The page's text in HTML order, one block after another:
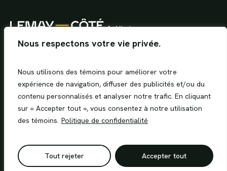
Nous respectons votre vie privée.
Nous utilisons des témoins pour améliorer votre
expérience de navigation, diffuser des publicités et/ou du
contenu personnalisés et analyser notre trafic. En cliquant
sur « Accepter tout », vous consentez à notre utilisation
des témoins. Politique de confidentialité
Tout rejeter Accepter tout
Facebook Instagram
© Lemay Côté architectes, 2024.
Tous droits réservés